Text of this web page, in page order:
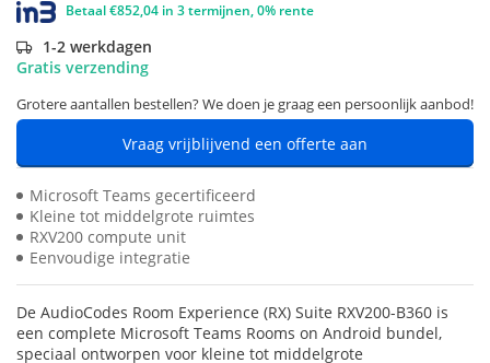
Betaal €852,04 in 3 termijnen, 0% rente
1-2 werkdagen
Gratis verzending
Grotere aantallen bestellen? We doen je graag een persoonlijk aanbod!
Vraag vrijblijvend een offerte aan
Microsoft Teams gecertificeerd
Kleine tot middelgrote ruimtes
RXV200 compute unit
Eenvoudige integratie
De AudioCodes Room Experience (RX) Suite RXV200-B360 is
een complete Microsoft Teams Rooms on Android bundel,
speciaal ontworpen voor kleine tot middelgrote